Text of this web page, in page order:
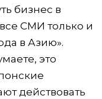
бизнес в
СМИ только и
в Азию».
это
действовать